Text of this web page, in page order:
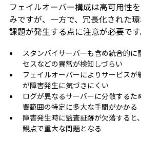
フェイルオーバー構成は高可用性
みですが、一方で、冗長化された
課題が発生する点に注意が必要です
スタンバイサーバーも含め統合的に
セスなどの異常が検知しづらい
フェイルオーバーによりサービス
が障害発生に気づきにくい
ログが異なるサーバーに分散する
響範囲の特定に多大な手間がかかる
障害発生時に監査証跡が欠落すると
観点で重大な問題となる